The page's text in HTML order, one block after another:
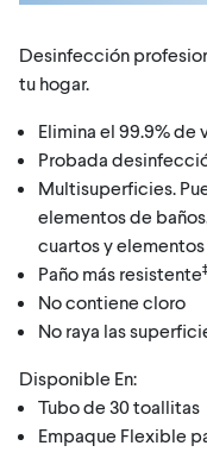
Desinfección
tu hogar.
Elimina el 99.9% de
Probada
Multisuperficies.
elementos de
cuartos y
Paño más resistente‡
No contiene cloro
No raya las
Disponible En:
Tubo de 30 toallitas
Empaque Flexible